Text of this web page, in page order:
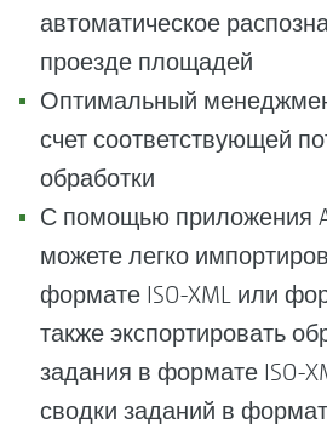
автоматическое
проезде площадей
Оптимальный
счет соответствующей
обработки
С помощью приложения
можете легко
формате ISO-XML или
также экспортировать
задания в формате ISO-
сводки заданий в